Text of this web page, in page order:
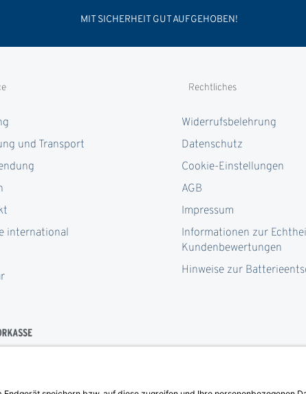
MIT SICHERHEIT GUT AUFGEHOBEN!
und Transport
international
Rechtliches
Widerrufsbelehrung
Datenschutz
Cookie-Einstellungen
AGB
Impressum
Informationen zur
Kundenbewertungen
Hinweise zur